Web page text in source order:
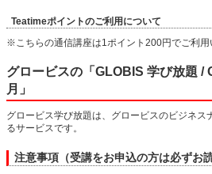
Teatimeポイントのご利用について
※こちらの通信講座は1ポイント200円でご利用
グロービスの「GLOBIS 学び放題
月」
グロービス学び放題は、グロービスのビジネス
るサービスです。
注意事項（受講をお申込の方は必ずお